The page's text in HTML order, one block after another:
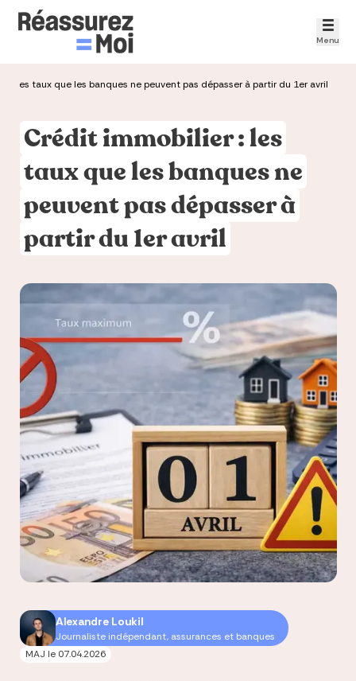
Menu
: les taux que les banques ne peuvent pas dépasser à partir du 1er avril
Crédit immobilier : les
taux que les banques ne
peuvent pas dépasser à
partir du 1er avril
Alexandre Loukil
Journaliste indépendant, assurances et banques
MAJ le 07.04.2026